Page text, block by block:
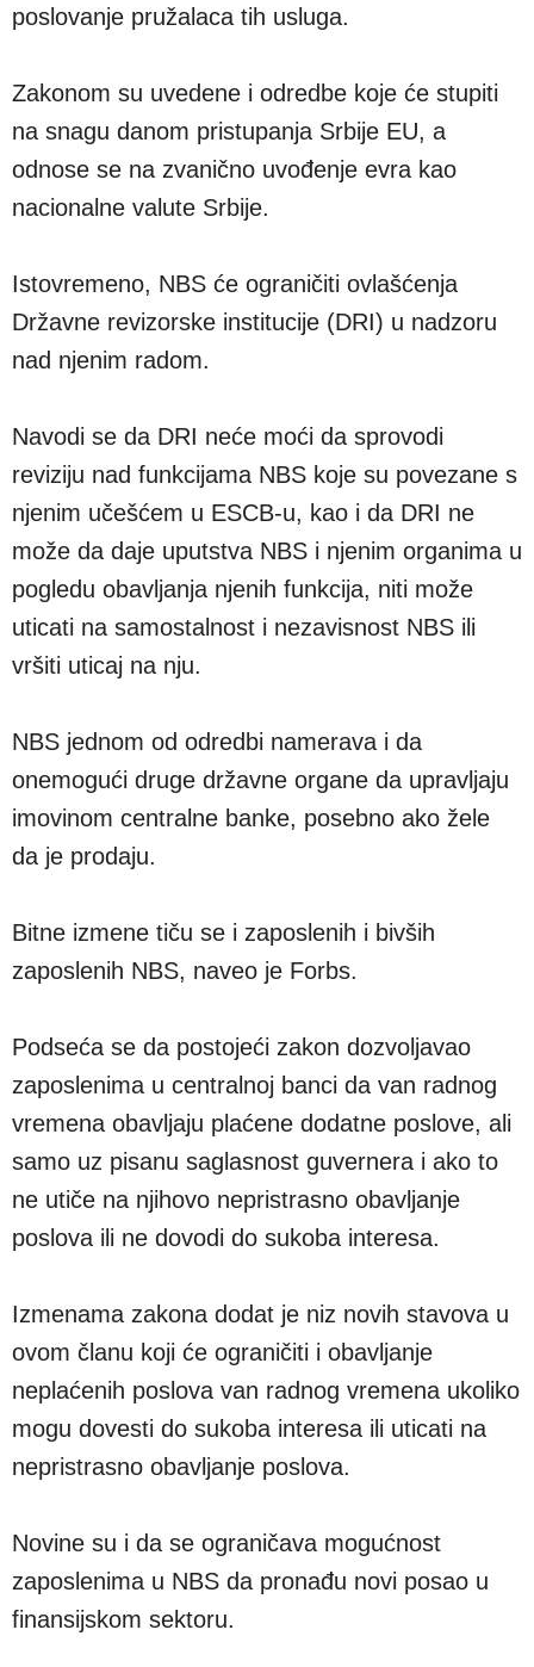
poslovanje pružalaca tih usluga.
Zakonom su uvedene i odredbe koje će stupiti
na snagu danom pristupanja Srbije EU, a
odnose se na zvanično uvođenje evra kao
nacionalne valute Srbije.
Istovremeno, NBS će ograničiti ovlašćenja
Državne revizorske institucije (DRI) u nadzoru
nad njenim radom.
Navodi se da DRI neće moći da sprovodi
reviziju nad funkcijama NBS koje su povezane s
njenim učešćem u ESCB-u, kao i da DRI ne
može da daje uputstva NBS i njenim organima u
pogledu obavljanja njenih funkcija, niti može
uticati na samostalnost i nezavisnost NBS ili
vršiti uticaj na nju.
NBS jednom od odredbi namerava i da
onemogući druge državne organe da upravljaju
imovinom centralne banke, posebno ako žele
da je prodaju.
Bitne izmene tiču se i zaposlenih i bivših
zaposlenih NBS, naveo je Forbs.
Podseća se da postojeći zakon dozvoljavao
zaposlenima u centralnoj banci da van radnog
vremena obavljaju plaćene dodatne poslove, ali
samo uz pisanu saglasnost guvernera i ako to
ne utiče na njihovo nepristrasno obavljanje
poslova ili ne dovodi do sukoba interesa.
Izmenama zakona dodat je niz novih stavova u
ovom članu koji će ograničiti i obavljanje
neplaćenih poslova van radnog vremena ukoliko
mogu dovesti do sukoba interesa ili uticati na
nepristrasno obavljanje poslova.
Novine su i da se ograničava mogućnost
zaposlenima u NBS da pronađu novi posao u
finansijskom sektoru.